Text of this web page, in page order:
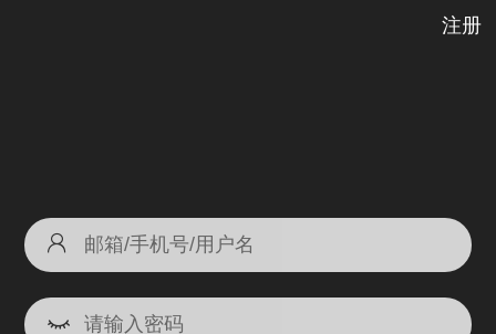
注册